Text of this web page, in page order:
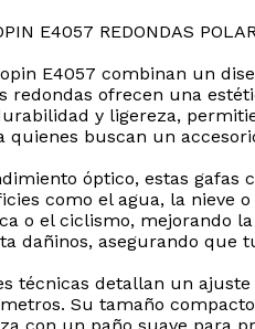
E4057 REDONDAS
E4057 combinan un
redondas ofrecen una
y ligereza,
quienes buscan un
óptico, estas
como el agua, la nieve
o el ciclismo, mejorando
dañinos, asegurando que
técnicas detallan un
Su tamaño